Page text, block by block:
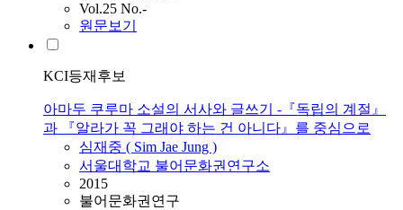
Vol.25 No.-
원문보기
KCI등재후보
아마두 쿠루마 소설의 서사와 글쓰기 -『독립의 계절』
과 『알라가 꼭 그래야 하는 건 아니다』를 중심으로
심재중 ( Sim Jae Jung )
서울대학교 불어문화권연구소
2015
불어문화권연구